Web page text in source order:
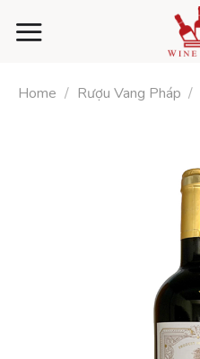
Home / Rượu Vang Pháp /